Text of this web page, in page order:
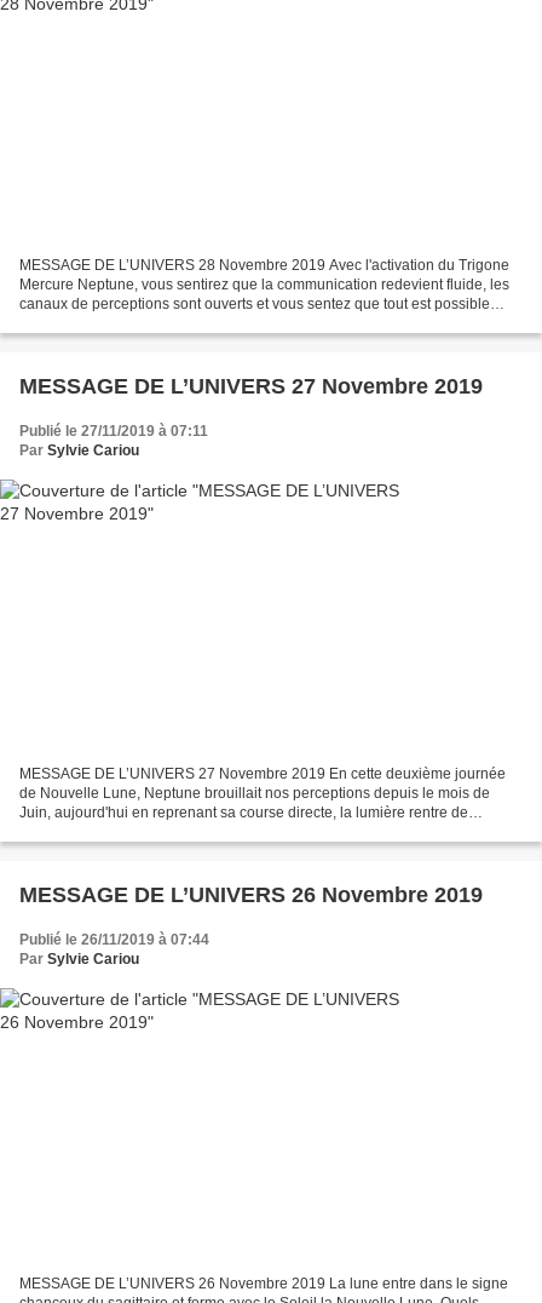
MESSAGE DE L’UNIVERS 28 Novembre 2019 Avec l'activation du Trigone
Mercure Neptune, vous sentirez que la communication redevient fluide, les
canaux de perceptions sont ouverts et vous sentez que tout est possible
MESSAGE DE L’UNIVERS 27 Novembre 2019
Publié le 27/11/2019 à 07:11
Par Sylvie Cariou
MESSAGE DE L’UNIVERS 27 Novembre 2019 En cette deuxième journée
de Nouvelle Lune, Neptune brouillait nos perceptions depuis le mois de
Juin, aujourd'hui en reprenant sa course directe, la lumière rentre de
MESSAGE DE L’UNIVERS 26 Novembre 2019
Publié le 26/11/2019 à 07:44
Par Sylvie Cariou
MESSAGE DE L’UNIVERS 26 Novembre 2019 La lune entre dans le signe